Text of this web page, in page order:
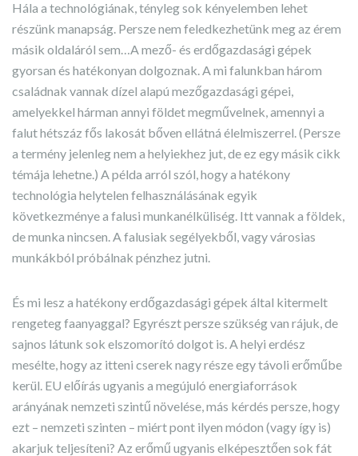
Hála a technológiának, tényleg sok kényelemben lehet
részünk manapság. Persze nem feledkezhetünk meg az érem
másik oldaláról sem…A mező- és erdőgazdasági gépek
gyorsan és hatékonyan dolgoznak. A mi falunkban három
családnak vannak dízel alapú mezőgazdasági gépei,
amelyekkel hárman annyi földet megművelnek, amennyi a
falut hétszáz fős lakosát bőven ellátná élelmiszerrel. (Persze
a termény jelenleg nem a helyiekhez jut, de ez egy másik cikk
témája lehetne.) A példa arról szól, hogy a hatékony
technológia helytelen felhasználásának egyik
következménye a falusi munkanélküliség. Itt vannak a földek,
de munka nincsen. A falusiak segélyekből, vagy városias
munkákból próbálnak pénzhez jutni.
És mi lesz a hatékony erdőgazdasági gépek által kitermelt
rengeteg faanyaggal? Egyrészt persze szükség van rájuk, de
sajnos látunk sok elszomorító dolgot is. A helyi erdész
mesélte, hogy az itteni cserek nagy része egy távoli erőműbe
kerül. EU előírás ugyanis a megújuló energiaforrások
arányának nemzeti szintű növelése, más kérdés persze, hogy
ezt – nemzeti szinten – miért pont ilyen módon (vagy így is)
akarjuk teljesíteni? Az erőmű ugyanis elképesztően sok fát